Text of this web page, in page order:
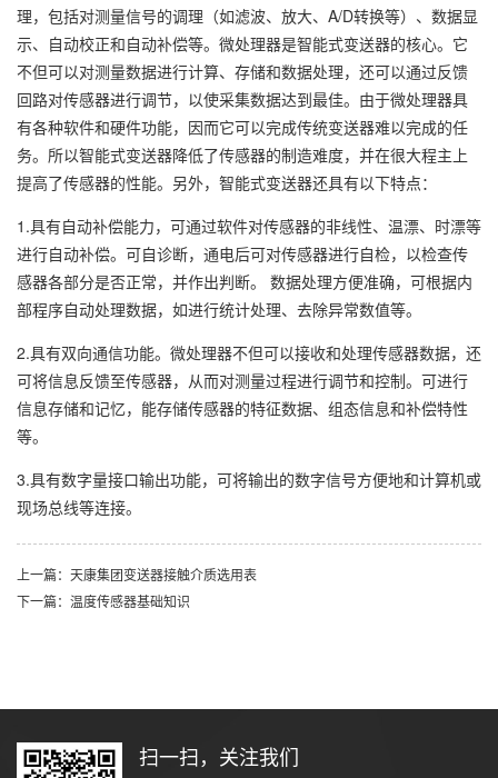
理，包括对测量信号的调理（如滤波、放大、A/D转换等）、数据显
示、自动校正和自动补偿等。微处理器是智能式变送器的核心。它
不但可以对测量数据进行计算、存储和数据处理，还可以通过反馈
回路对传感器进行调节，以使采集数据达到最佳。由于微处理器具
有各种软件和硬件功能，因而它可以完成传统变送器难以完成的任
务。所以智能式变送器降低了传感器的制造难度，并在很大程主上
提高了传感器的性能。另外，智能式变送器还具有以下特点：
1.具有自动补偿能力，可通过软件对传感器的非线性、温漂、时漂等
进行自动补偿。可自诊断，通电后可对传感器进行自检，以检查传
感器各部分是否正常，并作出判断。 数据处理方便准确，可根据内
部程序自动处理数据，如进行统计处理、去除异常数值等。
2.具有双向通信功能。微处理器不但可以接收和处理传感器数据，还
可将信息反馈至传感器，从而对测量过程进行调节和控制。可进行
信息存储和记忆，能存储传感器的特征数据、组态信息和补偿特性
等。
3.具有数字量接口输出功能，可将输出的数字信号方便地和计算机或
现场总线等连接。
上一篇：天康集团变送器接触介质选用表
下一篇：温度传感器基础知识
扫一扫，关注我们